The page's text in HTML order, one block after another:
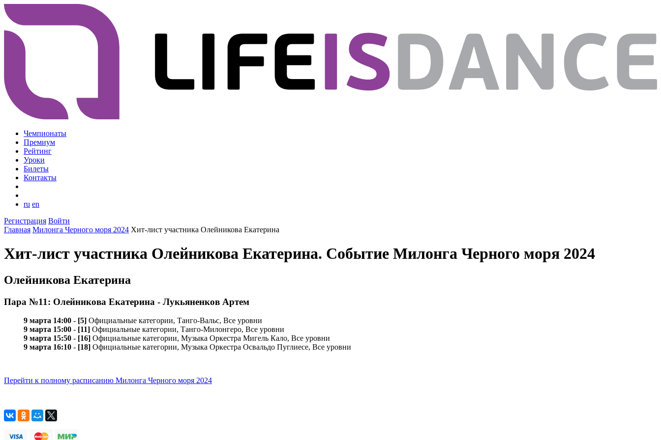
Чемпионаты
Премиум
Рейтинг
Уроки
Билеты
Контакты
ru en
Регистрация Войти
Главная Милонга Черного моря 2024 Хит-лист участника Олейникова Екатерина
Хит-лист участника Олейникова Екатерина. Событие Милонга Черного моря 2024
Олейникова Екатерина
Пара №11: Олейникова Екатерина - Лукьяненков Артем
9 марта 14:00 - [5] Официальные категории, Танго-Вальс, Все уровни
9 марта 15:00 - [11] Официальные категории, Танго-Милонгеро, Все уровни
9 марта 15:50 - [16] Официальные категории, Музыка Оркестра Мигель Кало, Все уровни
9 марта 16:10 - [18] Официальные категории, Музыка Оркестра Освальдо Пуглиесе, Все уровни
Перейти к полному расписанию Милонга Черного моря 2024